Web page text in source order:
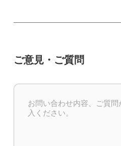
ご意見・ご質問